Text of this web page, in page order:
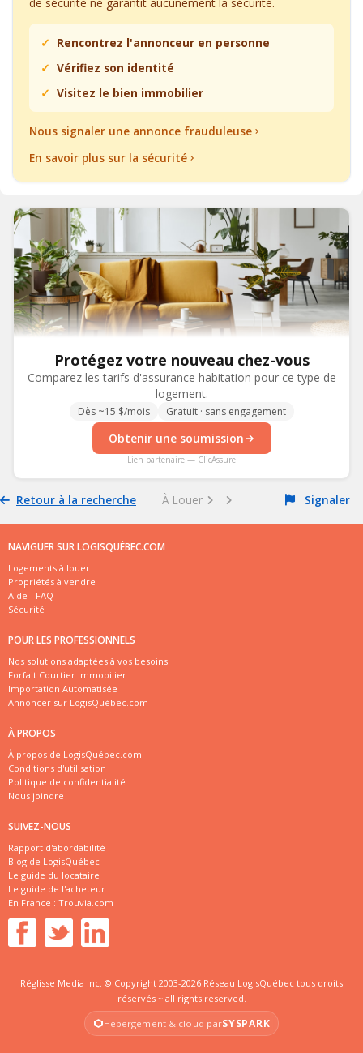
Rencontrez l'annonceur en personne
Vérifiez son identité
Visitez le bien immobilier
Nous signaler une annonce frauduleuse
En savoir plus sur la sécurité
Protégez votre nouveau chez-vous
Comparez les tarifs d'assurance habitation pour ce type de
logement.
Dès ~15 $/mois Gratuit · sans engagement
Obtenir une soumission
Lien partenaire — ClicAssure
Retour à la recherche À Louer Signaler
NAVIGUER SUR LOGISQUÉBEC.COM
Logements à louer
Propriétés à vendre
Aide - FAQ
Sécurité
POUR LES PROFESSIONNELS
Nos solutions adaptées à vos besoins
Forfait Courtier Immobilier
Importation Automatisée
Annoncer sur LogisQuébec.com
À PROPOS
À propos de LogisQuébec.com
Conditions d'utilisation
Politique de confidentialité
Nous joindre
SUIVEZ-NOUS
Rapport d'abordabilité
Blog de LogisQuébec
Le guide du locataire
Le guide de l'acheteur
En France : Trouvia.com
Réglisse Media Inc. © Copyright 2003-2026 Réseau LogisQuébec tous droits
réservés ~ all rights reserved.
Hébergement & cloud parSYSPARK